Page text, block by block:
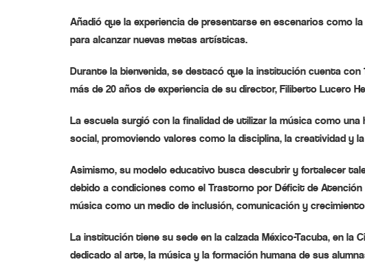
Añadió que la experiencia de presentarse en escenarios como
para alcanzar nuevas metas artísticas.
Durante la bienvenida, se destacó que la institución cuenta
más de 20 años de experiencia de su director, Filiberto Lucero
La escuela surgió con la finalidad de utilizar la música como
social, promoviendo valores como la disciplina, la creatividad
Asimismo, su modelo educativo busca descubrir y fortalecer
debido a condiciones como el Trastorno por Déficit de Atención
música como un medio de inclusión, comunicación y
La institución tiene su sede en la calzada México-Tacuba, en la
dedicado al arte, la música y la formación humana de sus